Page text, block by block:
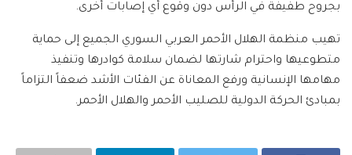
بجروح طفيفة في الرأس دون وقوع أي إصابات أخرى.
تهيب منظمة الهلال الأحمر العربي السوري الجميع إلى حماية
متطوعيها واحترام شارتها لضمان سلامة كوادرها وتنفيذ
مهامها الإنسانية ورفع المعاناة عن الفئات الأشد ضعفاً التزاماً
بمبادئ الحركة الدولية للصليب الأحمر والهلال الأحمر.